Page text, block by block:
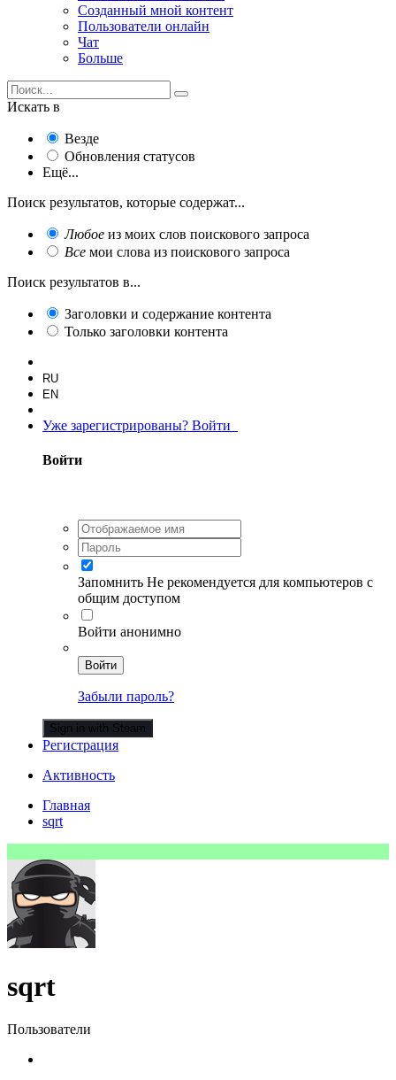
Созданный мной контент
Пользователи онлайн
Чат
Больше
Искать в
Везде
Обновления статусов
Ещё...
Поиск результатов, которые содержат...
Любое из моих слов поискового запроса
Все мои слова из поискового запроса
Поиск результатов в...
Заголовки и содержание контента
Только заголовки контента
RU
EN
Уже зарегистрированы? Войти
Войти
Запомнить Не рекомендуется для компьютеров с
общим доступом
Войти анонимно
Войти
Забыли пароль?
Sign in with Steam
Регистрация
Активность
Главная
sqrt
sqrt
Пользователи